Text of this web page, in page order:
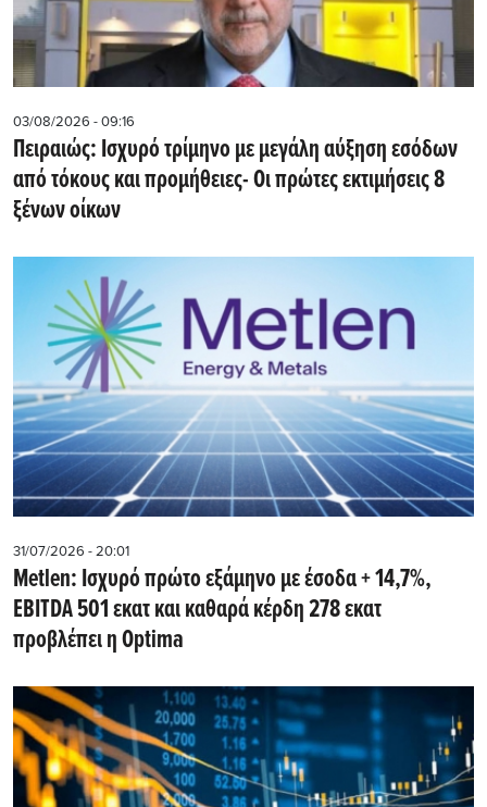
03/08/2026 - 09:16
Πειραιώς: Ισχυρό τρίμηνο με μεγάλη αύξηση εσόδων
από τόκους και προμήθειες- Oι πρώτες εκτιμήσεις 8
ξένων οίκων
31/07/2026 - 20:01
Metlen: Iσχυρό πρώτο εξάμηνο με έσοδα + 14,7%,
EBITDA 501 εκατ και καθαρά κέρδη 278 εκατ
προβλέπει η Optima